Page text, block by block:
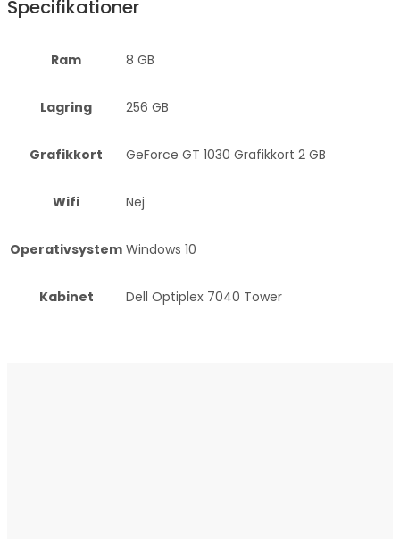
Specifikationer
Ram 8 GB
Lagring 256 GB
Grafikkort GeForce GT 1030 Grafikkort 2 GB
Wifi Nej
Operativsystem Windows 10
Kabinet Dell Optiplex 7040 Tower